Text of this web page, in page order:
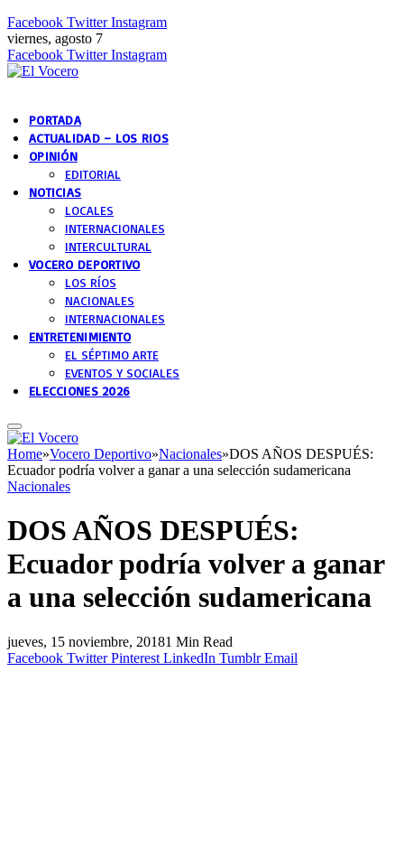
Facebook Twitter Instagram
viernes, agosto 7
Facebook Twitter Instagram
PORTADA
ACTUALIDAD – LOS RIOS
OPINIÓN
EDITORIAL
NOTICIAS
LOCALES
INTERNACIONALES
INTERCULTURAL
VOCERO DEPORTIVO
LOS RÍOS
NACIONALES
INTERNACIONALES
ENTRETENIMIENTO
EL SÉPTIMO ARTE
EVENTOS Y SOCIALES
ELECCIONES 2026
Home»Vocero Deportivo»Nacionales»DOS AÑOS DESPUÉS:
Ecuador podría volver a ganar a una selección sudamericana
Nacionales
DOS AÑOS DESPUÉS:
Ecuador podría volver a ganar
a una selección sudamericana
jueves, 15 noviembre, 20181 Min Read
Facebook Twitter Pinterest LinkedIn Tumblr Email